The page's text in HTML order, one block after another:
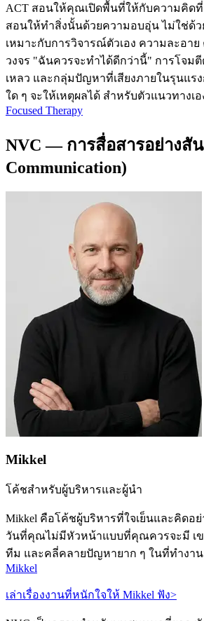
ACT สอนให้คุณเปิดพื้นที่ให้กับความคิดที่
สอนให้ทำสิ่งนั้นด้วยความอบอุ่น ไม่ใช่ด้ว
เหมาะกับการวิจารณ์ตัวเอง ความละอา
วงจร "ฉันควรจะทำได้ดีกว่านี้" การโจม
เหลว และกลุ่มปัญหาที่เสียงภายในรุนแร
ใด ๆ จะให้เหตุผลได้ สำหรับตัวแนวทางเอ
Focused Therapy
NVC — การสื่อสารอย่างสั
Communication)
Mikkel
โค้ชสำหรับผู้บริหารและผู้นำ
Mikkel คือโค้ชผู้บริหารที่ใจเย็นและคิดอย่
วันที่คุณไม่มีหัวหน้าแบบที่คุณควรจะมี เ
ทีม และคลี่คลายปัญหายาก ๆ ในที่ทำงาน
Mikkel
เล่าเรื่องงานที่หนักใจให้ Mikkel ฟัง>